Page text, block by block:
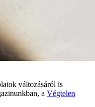
változásáról is
a Végtelen